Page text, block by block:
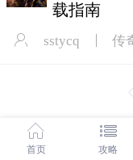
载指南
sstycq 传
官网唯一宣发平台:
首页 攻略